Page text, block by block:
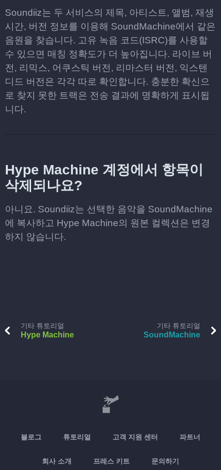
Soundiiz는 두 서비스의 제목, 아티스트, 앨범, 재생
시간, 버전 정보를 이용해 SoundMachine에서 같은
음원을 찾습니다. 고유 녹음 코드(ISRC)를 사용할
수 있으면 매칭 정확도가 더 높아집니다. 라이브 버
전, 리믹스, 어쿠스틱 버전, 리마스터 버전, 익스텐
디드 버전은 각각 따로 확인합니다. 충분한 확신으
로 찾지 못한 트랙은 전송 결과에 명확하게 표시됩
니다.
Hype Machine 계정에서 항목이
삭제되나요?
아니요. Soundiiz는 선택한 음악을 SoundMachine
에 복사하고 Hype Machine의 원본 컬렉션은 변경
하지 않습니다.
기타 튜토리얼
Hype Machine
기타 튜토리얼
SoundMachine
블로그 튜토리얼 고객 지원 센터 파트너
회사 소개 프레스 키트 문의하기